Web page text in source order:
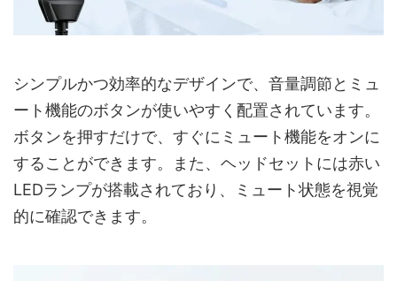
シンプルかつ効率的なデザインで、音量調節とミュ
ート機能のボタンが使いやすく配置されています。
ボタンを押すだけで、すぐにミュート機能をオンに
することができます。また、ヘッドセットには赤い
LEDランプが搭載されており、ミュート状態を視覚
的に確認できます。